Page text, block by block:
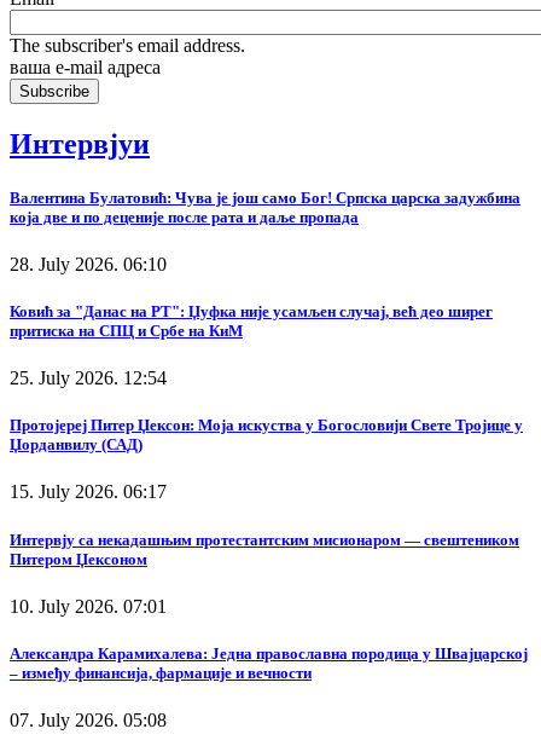
The subscriber's email address.
ваша е-mail адреса
Интервјуи
Валентина Булатовић: Чува је још само Бог! Српска царска задужбина
која две и по деценије после рата и даље пропада
28. July 2026. 06:10
Ковић за "Данас на РТ": Џуфка није усамљен случај, већ део ширег
притиска на СПЦ и Србе на КиМ
25. July 2026. 12:54
Протојереј Питер Џексон: Моја искуства у Богословији Свете Тројице у
Џорданвилу (САД)
15. July 2026. 06:17
Интервју са некадашњим протестантским мисионаром — свештеником
Питером Џексоном
10. July 2026. 07:01
Александра Карамихалева: Једна православна породица у Швајцарској
– између финансија, фармације и вечности
07. July 2026. 05:08